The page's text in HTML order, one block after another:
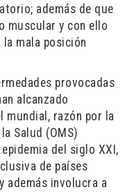
además de que
muscular y con ello
mala posición
provocadas
alcanzado
mundial, razón por la
Salud (OMS)
del siglo XXI,
de países
además involucra a